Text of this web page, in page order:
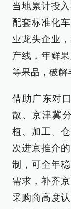
当地累计投
配套标准化
业龙头企业
产线，年鲜
等果品，破解
借助广东对
散、京津冀
植、加工、
次进京推介
制，可全年
需求，补齐
采购商高度